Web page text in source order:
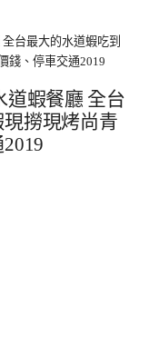
台最大的水道蝦吃到
錢、停車交通2019
道蝦餐廳 全台
撈現烤尚青